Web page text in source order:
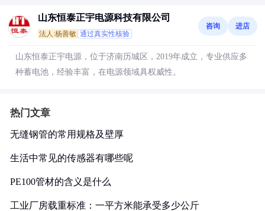
山东恒泰正宇电源科技有限公司
法人:杨善敏 通过真实性核验
咨询 进店
山东恒泰正宇电源，位于济南历城区，2019年成立，专业供应多
种蓄电池，经验丰富，在电源领域具权威性。
热门文章
无缝钢管的常用规格及壁厚
生活中常见的传感器有哪些呢
PE100管材的含义是什么
工业厂房载重标准：一平方米能承受多少公斤